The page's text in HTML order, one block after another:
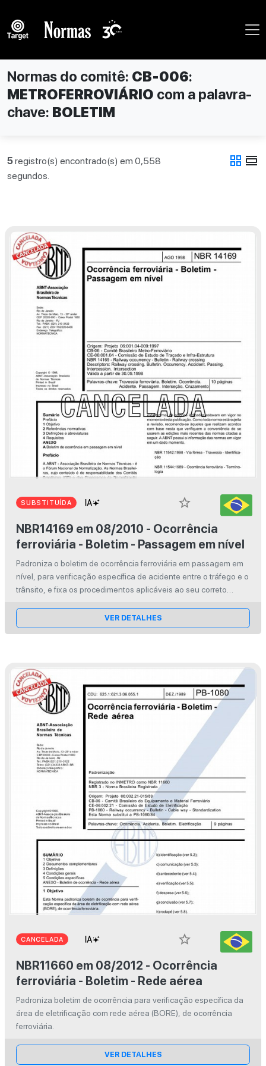
Normas do comitê: CB-006:
METROFERROVIÁRIO com a palavra-
chave: BOLETIM
5registro(s) encontrado(s) em 0,558
segundos.
grid_view view_day
SUBSTITUÍDA
star_border
NBR14169 em 08/2010 - Ocorrência
ferroviária - Boletim - Passagem em nível
Padroniza o boletim de ocorrência ferroviária em passagem em
nível, para verificação específica de acidente entre o tráfego e o
trânsito, e fixa os procedimentos aplicáveis ao seu correto
VER DETALHES
CANCELADA
star_border
NBR11660 em 08/2012 - Ocorrência
ferroviária - Boletim - Rede aérea
Padroniza boletim de ocorrência para verificação específica da
área de eletrificação com rede aérea (BORE), de ocorrência
ferroviária.
VER DETALHES